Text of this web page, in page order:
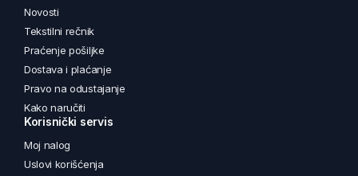
Novosti
Tekstilni rečnik
Praćenje pošiljke
Dostava i plaćanje
Pravo na odustajanje
Kako naručiti
Korisnički servis
Moj nalog
Uslovi korišćenja